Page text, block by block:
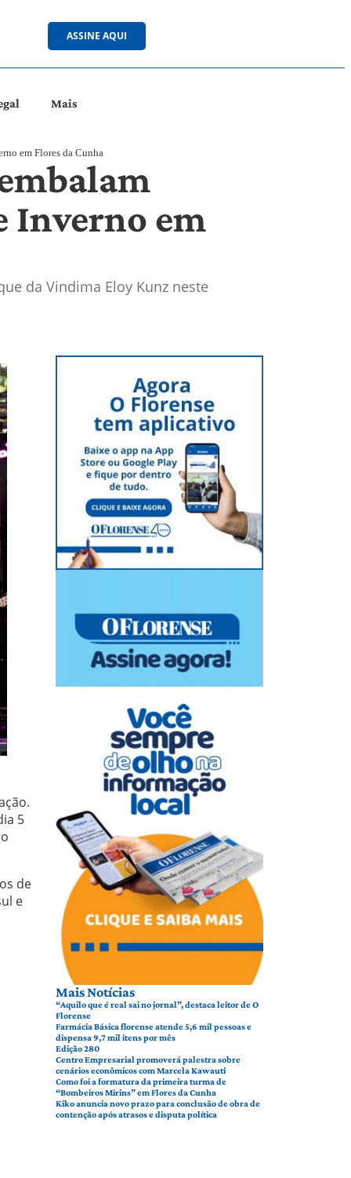
ASSINE AQUI
Mais
em Flores da Cunha
Inverno em
da Vindima Eloy Kunz neste
5
de
e
Mais Notícias
“Aquilo que é real sai no jornal”, destaca leitor de O
Florense
Farmácia Básica florense atende 5,6 mil pessoas e
dispensa 9,7 mil itens por mês
Edição 280
Centro Empresarial promoverá palestra sobre
cenários econômicos com Marcela Kawauti
Como foi a formatura da primeira turma de
“Bombeiros Mirins” em Flores da Cunha
Kiko anuncia novo prazo para conclusão de obra de
contenção após atrasos e disputa política